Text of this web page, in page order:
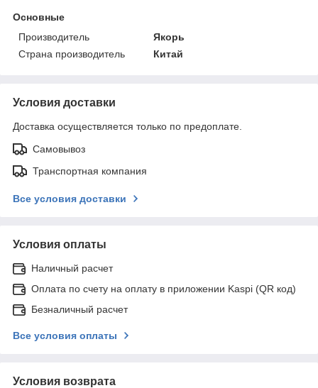
Основные
Производитель
Якорь
Страна производитель
Китай
Условия доставки
Доставка осуществляется только по предоплате.
Самовывоз
Транспортная компания
Все условия доставки
Условия оплаты
Наличный расчет
Оплата по счету на оплату в приложении Kaspi (QR код)
Безналичный расчет
Все условия оплаты
Условия возврата